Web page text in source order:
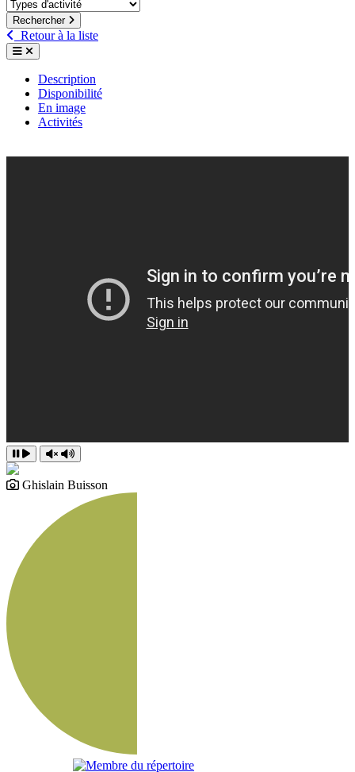
type-dactivite
Rechercher
Retour à la liste
Description
Disponibilité
En image
Activités
Ghislain Buisson